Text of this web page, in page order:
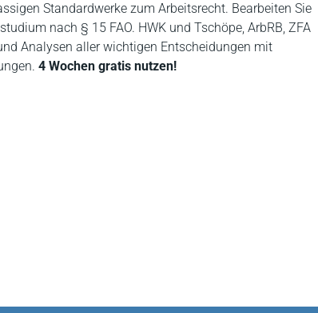
Standardwerke zum Arbeitsrecht. Bearbeiten Sie
nach § 15 FAO. HWK und Tschöpe, ArbRB, ZFA
Analysen aller wichtigen Entscheidungen mit
4 Wochen gratis nutzen!